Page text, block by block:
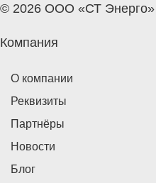
© 2026 ООО «СТ Энерго»
Компания
О компании
Реквизиты
Партнёры
Новости
Блог